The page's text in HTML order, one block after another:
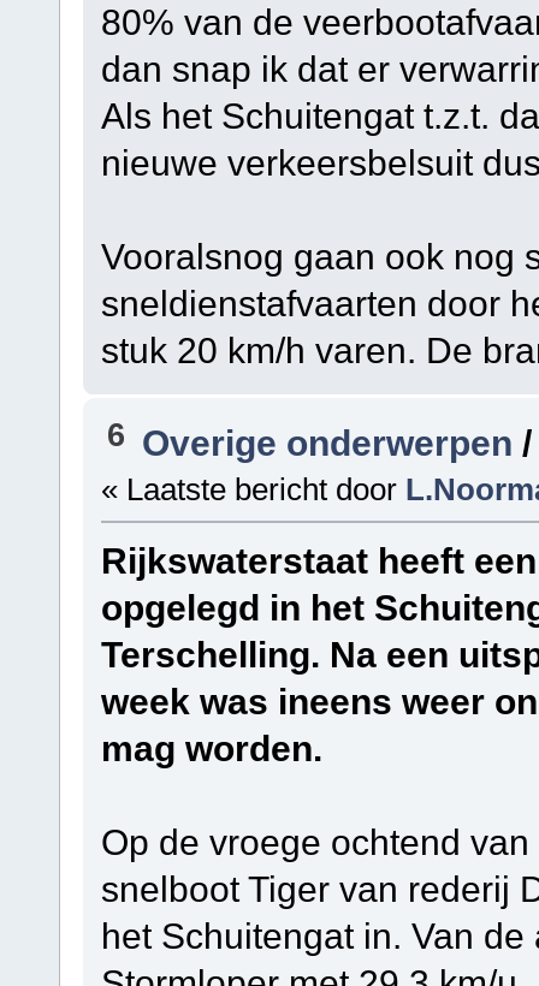
80% van de
dan snap ik dat er
Als het Schuitengat t.z.t.
nieuwe verkeersbelsuit
Vooralsnog gaan ook nog
sneldienstafvaarten door
stuk 20 km/h varen. De
6 Overige onderwerpen
« Laatste bericht door
Rijkswaterstaat heeft
opgelegd in het
Terschelling. Na een
week was ineens weer
mag worden.
Op de vroege ochtend
snelboot Tiger van rederij
het Schuitengat in. Van